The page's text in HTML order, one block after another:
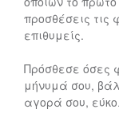
προσθέσεις τις
επιθυμείς.
Πρόσθεσε όσες
μήνυμά σου,
αγορά σου,